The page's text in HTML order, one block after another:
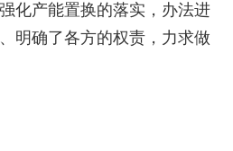
化产能置换的落实，办法进
明确了各方的权责，力求做